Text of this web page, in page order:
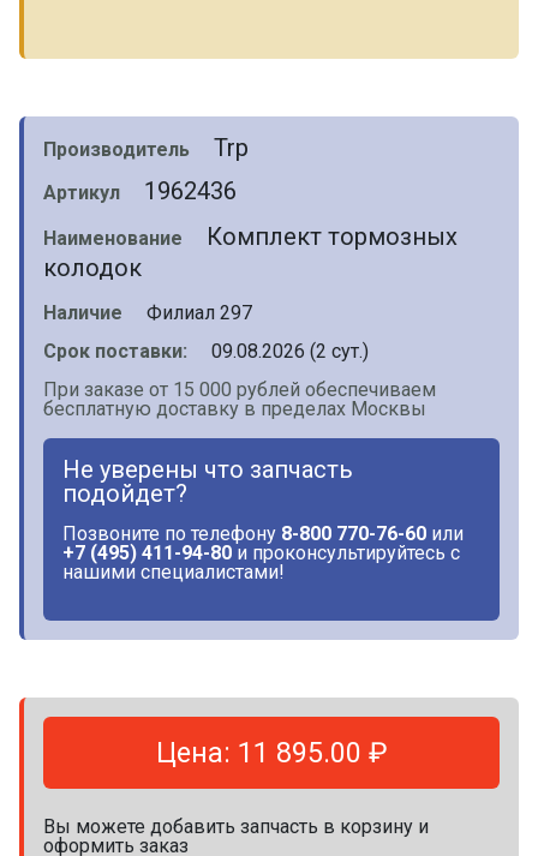
Производитель Trp
Артикул 1962436
Наименование
Комплект тормозных
колодок
Наличие
Филиал 297
Срок поставки:
09.08.2026 (2 сут.)
При заказе от 15 000 рублей обеспечиваем
бесплатную доставку в пределах Москвы
Не уверены что запчасть
подойдет?
Позвоните по телефону 8-800 770-76-60 или
+7 (495) 411-94-80 и проконсультируйтесь с
нашими специалистами!
Цена: 11 895.00 ₽
Вы можете добавить запчасть в корзину и
оформить заказ